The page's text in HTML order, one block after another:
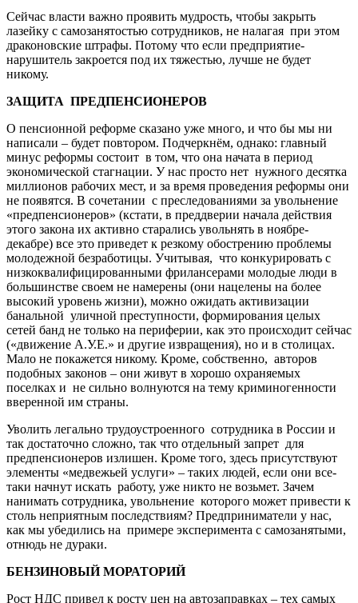
Сейчас власти важно проявить мудрость, чтобы закрыть
лазейку с самозанятостью сотрудников, не налагая при этом
драконовские штрафы. Потому что если предприятие-
нарушитель закроется под их тяжестью, лучше не будет
никому.
ЗАЩИТА ПРЕДПЕНСИОНЕРОВ
О пенсионной реформе сказано уже много, и что бы мы ни
написали – будет повтором. Подчеркнём, однако: главный
минус реформы состоит в том, что она начата в период
экономической стагнации. У нас просто нет нужного десятка
миллионов рабочих мест, и за время проведения реформы они
не появятся. В сочетании с преследованиями за увольнение
«предпенсионеров» (кстати, в преддверии начала действия
этого закона их активно старались увольнять в ноябре-
декабре) все это приведет к резкому обострению проблемы
молодежной безработицы. Учитывая, что конкурировать с
низкоквалифицированными фрилансерами молодые люди в
большинстве своем не намерены (они нацелены на более
высокий уровень жизни), можно ожидать активизации
банальной уличной преступности, формирования целых
сетей банд не только на периферии, как это происходит сейчас
(«движение А.У.Е.» и другие извращения), но и в столицах.
Мало не покажется никому. Кроме, собственно, авторов
подобных законов – они живут в хорошо охраняемых
поселках и не сильно волнуются на тему криминогенности
вверенной им страны.
Уволить легально трудоустроенного сотрудника в России и
так достаточно сложно, так что отдельный запрет для
предпенсионеров излишен. Кроме того, здесь присутствуют
элементы «медвежьей услуги» – таких людей, если они все-
таки начнут искать работу, уже никто не возьмет. Зачем
нанимать сотрудника, увольнение которого может привести к
столь неприятным последствиям? Предприниматели у нас,
как мы убедились на примере эксперимента с самозанятыми,
отнюдь не дураки.
БЕНЗИНОВЫЙ МОРАТОРИЙ
Рост НДС привел к росту цен на автозаправках – тех самых